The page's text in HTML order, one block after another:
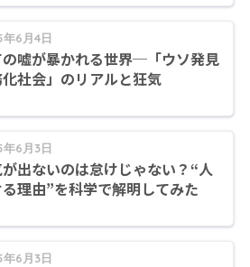
6月4日
の嘘が暴かれる世界─「ウソ発見
社会」のリアルと狂気
6月3日
出ないのは怠けじゃない？“人
理由”を科学で解明してみた
6月3日